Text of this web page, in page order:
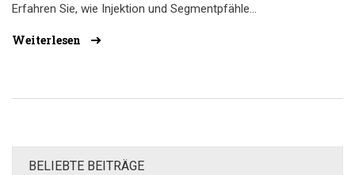
Erfahren Sie, wie Injektion und Segmentpfähle
Rissverpressung nicht reicht.
Weiterlesen
BELIEBTE BEITRÄGE